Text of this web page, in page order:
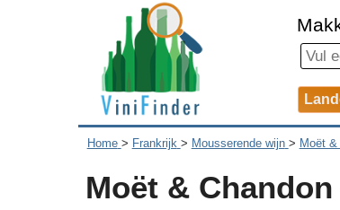
Home > Frankrijk > Mousserende wijn > Moët &
Moët &